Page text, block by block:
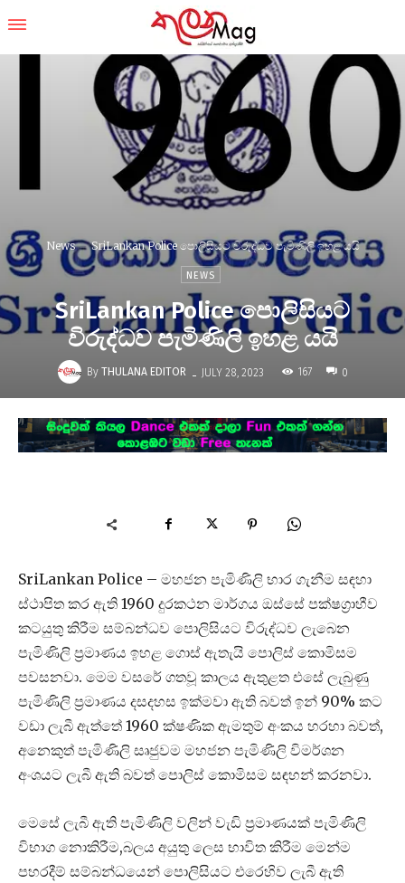
News SriLankan Police පොලිසියට විරුද්ධව පැමිණිලි ඉහළ යයි
NEWS
SriLankan Police පොලිසියට
විරුද්ධව පැමිණිලි ඉහළ යයි
By THULANA EDITOR - JULY 28, 2023 167 0
SriLankan Police – මහජන පැමිණිලි භාර ගැනීම සඳහා
ස්ථාපිත කර ඇති 1960 දුරකථන මාර්ගය ඔස්සේ පක්ෂග්‍රාහීව
කටයුතු කිරීම සම්බන්ධව පොලිසියට විරුද්ධව ලැබෙන
පැමිණිලි ප්‍රමාණය ඉහළ ගොස් ඇතැයි පොලිස් කොමිසම
පවසනවා. මෙම වසරේ ගතවූ කාලය ඇතුළත එසේ ලැබුණු
පැමිණිලි ප්‍රමාණය දසදහස ඉක්මවා ඇති බවත් ඉන් 90% කට
වඩා ලැබී ඇත්තේ 1960 ක්ෂණික ඇමතුම් අංකය හරහා බවත්,
අනෙකුත් පැමිණිලි සෘජුවම මහජන පැමිණිලි විමර්ශන
අංශයට ලැබී ඇති බවත් පොලිස් කොමිසම සඳහන් කරනවා.
මෙසේ ලැබී ඇති පැමිණිලි වලින් වැඩි ප්‍රමාණයක් පැමිණිලි
විභාග නොකිරීම,බලය අයුතු ලෙස භාවිත කිරීම මෙන්ම
පහරදීම් සම්බන්ධයෙන් පොලිසියට එරෙහිව ලැබී ඇති